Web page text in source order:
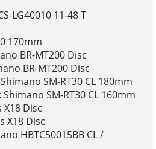
LG40010 11-48 T
170mm
BR-MT200 Disc
BR-MT200 Disc
SM-RT30 CL 180mm
SM-RT30 CL 160mm
Disc
X18 Disc
HBTC50015BB CL /